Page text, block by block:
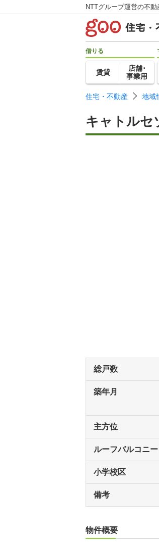
NTTグループ運営の不
借りる
賃貸
店舗･
事業用
住宅・不動産 地域
キャトルセ
総戸数
築年月
主方位
ルーフバルコニー
小学校区
備考
物件概要